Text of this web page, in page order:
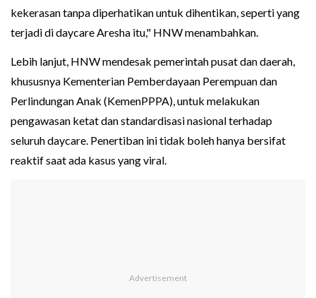
kekerasan tanpa diperhatikan untuk dihentikan, seperti yang
terjadi di daycare Aresha itu," HNW menambahkan.
Lebih lanjut, HNW mendesak pemerintah pusat dan daerah,
khususnya Kementerian Pemberdayaan Perempuan dan
Perlindungan Anak (KemenPPPA), untuk melakukan
pengawasan ketat dan standardisasi nasional terhadap
seluruh daycare. Penertiban ini tidak boleh hanya bersifat
reaktif saat ada kasus yang viral.